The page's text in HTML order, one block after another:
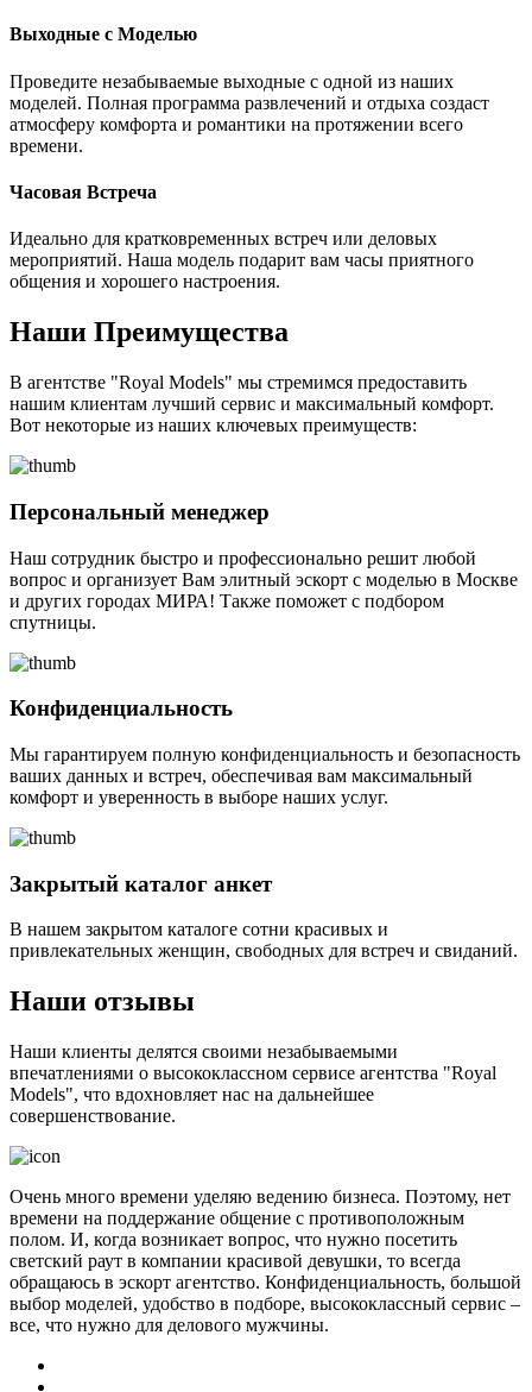
Выходные с Моделью
Проведите незабываемые выходные с одной из наших
моделей. Полная программа развлечений и отдыха создаст
атмосферу комфорта и романтики на протяжении всего
времени.
Часовая Встреча
Идеально для кратковременных встреч или деловых
мероприятий. Наша модель подарит вам часы приятного
общения и хорошего настроения.
Наши Преимущества
В агентстве "Royal Models" мы стремимся предоставить
нашим клиентам лучший сервис и максимальный комфорт.
Вот некоторые из наших ключевых преимуществ:
Персональный менеджер
Наш сотрудник быстро и профессионально решит любой
вопрос и организует Вам элитный эскорт с моделью в Москве
и других городах МИРА! Также поможет с подбором
спутницы.
Конфиденциальность
Мы гарантируем полную конфиденциальность и безопасность
ваших данных и встреч, обеспечивая вам максимальный
комфорт и уверенность в выборе наших услуг.
Закрытый каталог анкет
В нашем закрытом каталоге сотни красивых и
привлекательных женщин, свободных для встреч и свиданий.
Наши отзывы
Наши клиенты делятся своими незабываемыми
впечатлениями о высококлассном сервисе агентства "Royal
Models", что вдохновляет нас на дальнейшее
совершенствование.
Очень много времени уделяю ведению бизнеса. Поэтому, нет
времени на поддержание общение с противоположным
полом. И, когда возникает вопрос, что нужно посетить
светский раут в компании красивой девушки, то всегда
обращаюсь в эскорт агентство. Конфиденциальность, большой
выбор моделей, удобство в подборе, высококлассный сервис –
все, что нужно для делового мужчины.